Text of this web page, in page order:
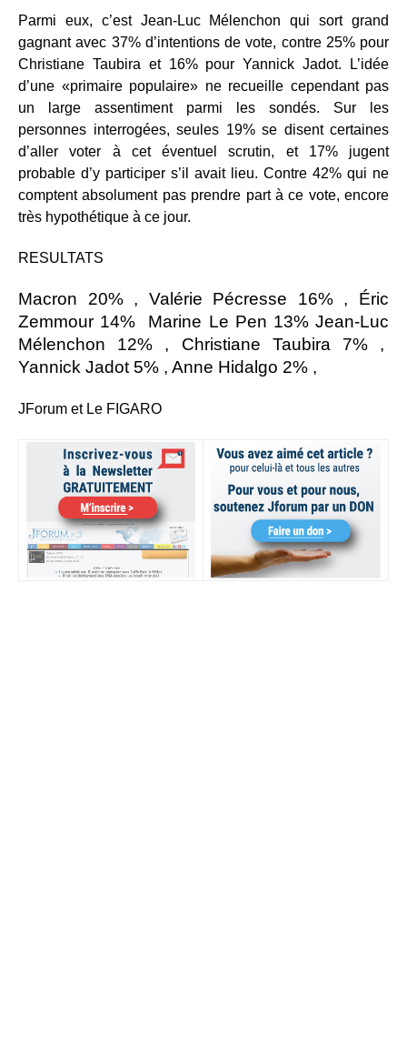
Parmi eux, c’est Jean-Luc Mélenchon qui sort grand
gagnant avec 37% d’intentions de vote, contre 25% pour
Christiane Taubira et 16% pour Yannick Jadot. L’idée
d’une «primaire populaire» ne recueille cependant pas
un large assentiment parmi les sondés. Sur les
personnes interrogées, seules 19% se disent certaines
d’aller voter à cet éventuel scrutin, et 17% jugent
probable d’y participer s’il avait lieu. Contre 42% qui ne
comptent absolument pas prendre part à ce vote, encore
très hypothétique à ce jour.
RESULTATS
Macron 20% , Valérie Pécresse 16% , Éric
Zemmour 14% Marine Le Pen 13% Jean-Luc
Mélenchon 12% , Christiane Taubira 7% ,
Yannick Jadot 5% , Anne Hidalgo 2% ,
JForum et Le FIGARO